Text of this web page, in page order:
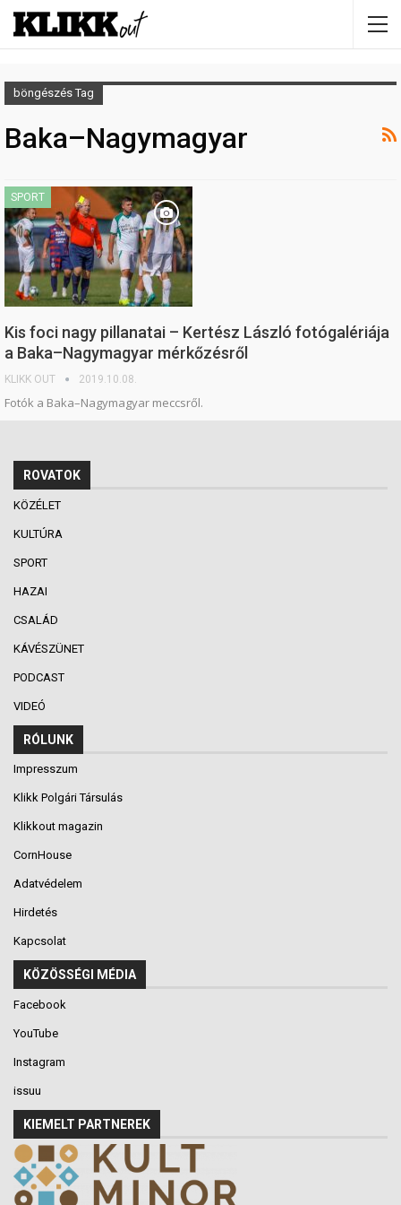
böngészés Tag
Baka–Nagymagyar
SPORT
Kis foci nagy pillanatai – Kertész László fotógalériája
a Baka–Nagymagyar mérkőzésről
KLIKK OUT 2019.10.08.
Fotók a Baka–Nagymagyar meccsről.
ROVATOK
KÖZÉLET
KULTÚRA
SPORT
HAZAI
CSALÁD
KÁVÉSZÜNET
PODCAST
VIDEÓ
RÓLUNK
Impresszum
Klikk Polgári Társulás
Klikkout magazin
CornHouse
Adatvédelem
Hirdetés
Kapcsolat
KÖZÖSSÉGI MÉDIA
Facebook
YouTube
Instagram
issuu
KIEMELT PARTNEREK